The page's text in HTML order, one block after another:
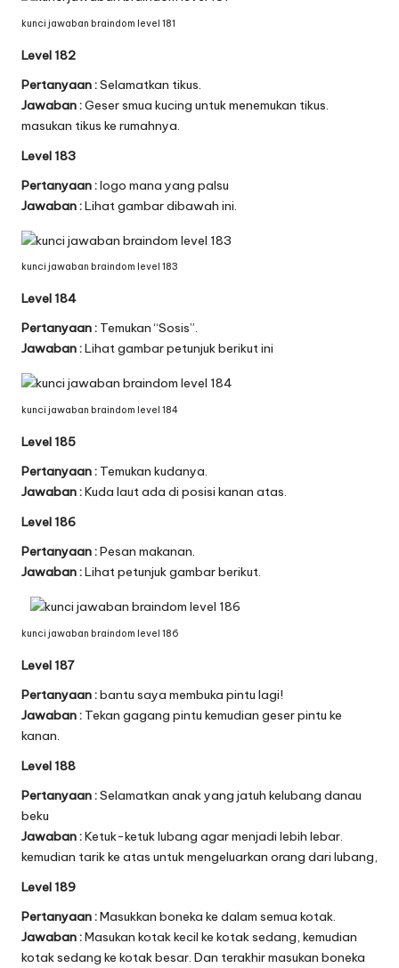
kunci jawaban braindom level 181
Level 182
Pertanyaan :Selamatkan tikus.
Jawaban :Geser smua kucing untuk menemukan tikus.
masukan tikus ke rumahnya.
Level 183
Pertanyaan :logo mana yang palsu
Jawaban :Lihat gambar dibawah ini.
kunci jawaban braindom level 183
Level 184
Pertanyaan : Temukan “Sosis”.
Jawaban :Lihat gambar petunjuk berikut ini
kunci jawaban braindom level 184
Level 185
Pertanyaan : Temukan kudanya.
Jawaban :Kuda laut ada di posisi kanan atas.
Level 186
Pertanyaan :Pesan makanan.
Jawaban :Lihat petunjuk gambar berikut.
kunci jawaban braindom level 186
Level 187
Pertanyaan :bantu saya membuka pintu lagi!
Jawaban : Tekan gagang pintu kemudian geser pintu ke
kanan.
Level 188
Pertanyaan :Selamatkan anak yang jatuh kelubang danau
beku
Jawaban :Ketuk-ketuk lubang agar menjadi lebih lebar.
kemudian tarik ke atas untuk mengeluarkan orang dari lubang,
Level 189
Pertanyaan :Masukkan boneka ke dalam semua kotak.
Jawaban :Masukan kotak kecil ke kotak sedang, kemudian
kotak sedang ke kotak besar. Dan terakhir masukan boneka